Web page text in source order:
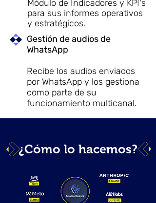
Módulo de Indicadores y KPI's
para sus informes operativos
y estratégicos.
Gestión de audios de
WhatsApp
Recibe los audios enviados
por WhatsApp y los gestiona
como parte de su
funcionamiento multicanal.
¿Cómo lo hacemos?